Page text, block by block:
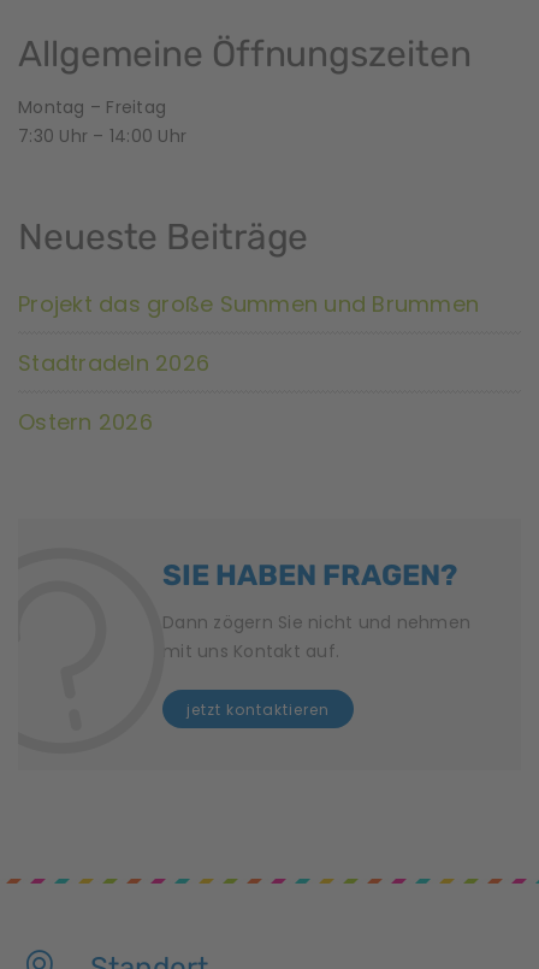
a
n
s
a
l
t
n
i
Allgemeine Öffnungszeiten
Montag – Freitag
7:30 Uhr – 14:00 Uhr
Neueste Beiträge
Projekt das große Summen und Brummen
Stadtradeln 2026
Ostern 2026
SIE HABEN FRAGEN?
Dann zögern Sie nicht und nehmen
mit uns Kontakt auf.
jetzt kontaktieren